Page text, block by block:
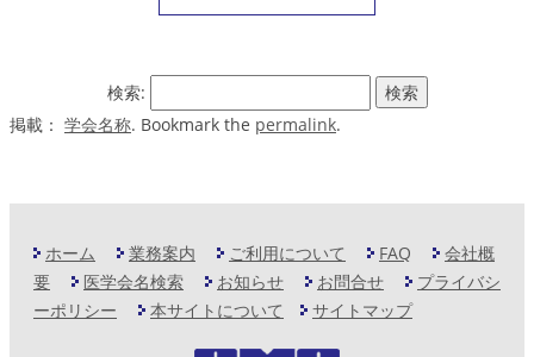
検索:
掲載： 学会名称. Bookmark the permalink.
ホーム 業務案内 ご利用について FAQ
会社概
要
医学会名検索 お知らせ お問合せ
プライバシ
ーポリシー
本サイトについて サイトマップ